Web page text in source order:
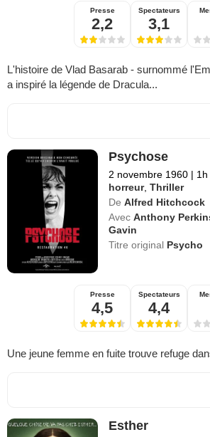
Presse
2,2
Spectateurs
3,1
L'histoire de Vlad Basarab - surnommé
a inspiré la légende de Dracula...
Psychose
2 novembre 1960 | 1h
horreur,Thriller
De Alfred Hitchcock
Avec Anthony
Gavin
Titre original Psycho
Presse
4,5
Spectateurs
4,4
Une jeune femme en fuite trouve refuge
Esther